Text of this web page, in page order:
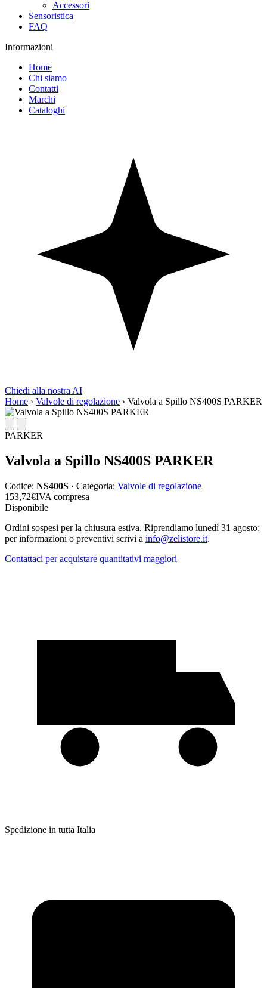
Accessori
Sensoristica
FAQ
Informazioni
Home
Chi siamo
Contatti
Marchi
Cataloghi
Chiedi alla nostra AI
Home › Valvole di regolazione › Valvola a Spillo NS400S PARKER
PARKER
Valvola a Spillo NS400S PARKER
Codice: NS400S · Categoria: Valvole di regolazione
153,72€IVA compresa
Disponibile
Ordini sospesi per la chiusura estiva. Riprendiamo lunedì 31 agosto:
per informazioni o preventivi scrivi a info@zelistore.it.
Contattaci per acquistare quantitativi maggiori
Spedizione in tutta Italia